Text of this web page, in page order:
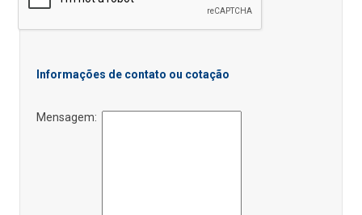
Informações de contato ou cotação
Mensagem: